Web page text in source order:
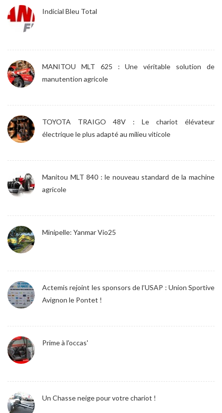
Indicial Bleu Total
MANITOU MLT 625 : Une véritable solution de
manutention agricole
TOYOTA TRAIGO 48V : Le chariot élévateur
électrique le plus adapté au milieu viticole
Manitou MLT 840 : le nouveau standard de la machine
agricole
Minipelle: Yanmar Vio25
Actemis rejoint les sponsors de l’USAP : Union Sportive
Avignon le Pontet !
Prime à l'occas'
Un Chasse neige pour votre chariot !